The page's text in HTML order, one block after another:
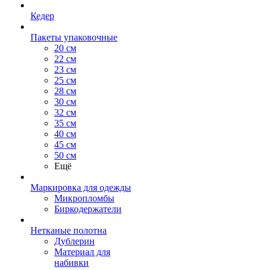
Кедер
Пакеты упаковочные
20 см
22 см
23 см
25 см
28 см
30 см
32 см
35 см
40 см
45 см
50 см
Ещё
Маркировка для одежды
Микропломбы
Биркодержатели
Нетканые полотна
Дублерин
Материал для
набивки